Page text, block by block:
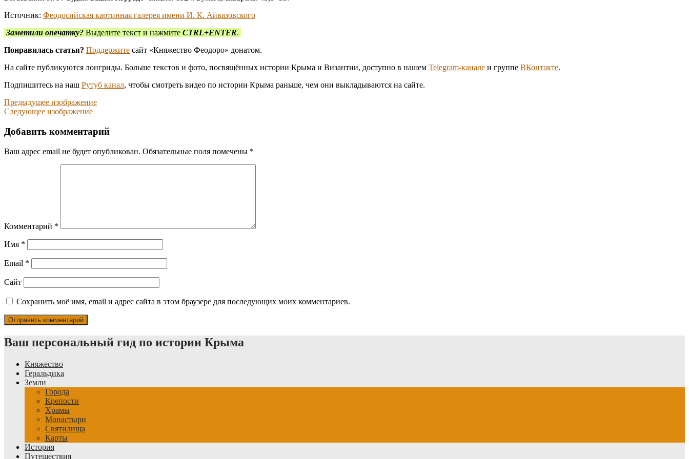
Источник: Феодосийская картинная галерея имени И. К. Айвазовского
Заметили опечатку? Выделите текст и нажмите CTRL+ENTER.
Понравилась статья? Поддержите сайт «Княжество Феодоро» донатом.
На сайте публикуются лонгриды. Больше текстов и фото, посвящённых истории Крыма и Византии, доступно в нашем Telegram-канале и группе ВКонтакте.
Подпишитесь на наш Рутуб канал, чтобы смотреть видео по истории Крыма раньше, чем они выкладываются на сайте.
Предыдущее изображение
Следующее изображение
Добавить комментарий
Ваш адрес email не будет опубликован. Обязательные поля помечены *
Комментарий *
Имя *
Email *
Сайт
Сохранить моё имя, email и адрес сайта в этом браузере для последующих моих комментариев.
Ваш персональный гид по истории Крыма
Княжество
Геральдика
Земли
Города
Крепости
Храмы
Монастыри
Святилища
Карты
История
Путешествия